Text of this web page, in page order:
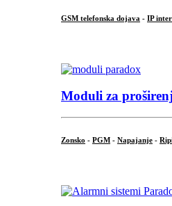
GSM telefonska dojava - IP
Moduli za
Zonsko - PGM - Napajanje -